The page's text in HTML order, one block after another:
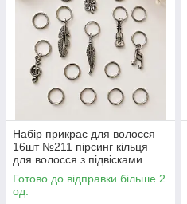
Набір прикрас для волосся
16шт №211 пірсинг кільця
для волосся з підвісками
Готово до відправки більше 2
од.